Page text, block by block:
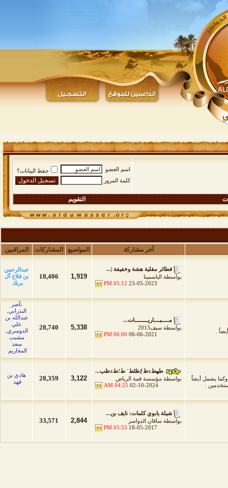
اسم العضو
حفظ البيانات؟
كلمة المرور
التقويم
آخر مشاركة المواضيع المشاركات المراقبين
فطائر مقلية هشة وخفيفة |...
بواسطة الياسمينا
23-05-2023
05:12 PM
1,919
18,406
عبدالرحمن
بن فلاح آل
بريك
.
مـــــبــــاريـــــــــات...
بواسطة سيف2013
06-06-2021
06:00 PM
5,338
28,740
نآصر
البدراني
عبدالله بن
علي
الدوسري
مشبب
سعد
المخاريم
يشمل أيضاً
.
طھط±ظƒظٹط¨ ط؛ط±ظپ...
بواسطة مؤسسة قمة الرياض
02-10-2024
04:25 AM
3,122
28,359
هادي بن
فهد
شيلة يابوي كلمات: نايف بن...
بواسطة ساقان الدواسر
18-05-2017
05:55 PM
2,844
33,571